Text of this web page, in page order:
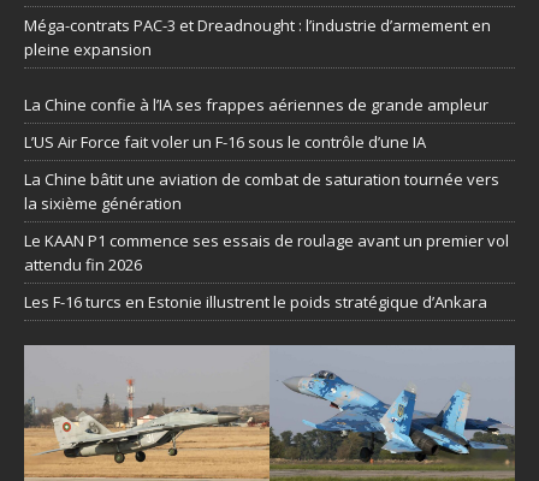
Méga-contrats PAC-3 et Dreadnought : l’industrie d’armement en
pleine expansion
La Chine confie à l’IA ses frappes aériennes de grande ampleur
L’US Air Force fait voler un F-16 sous le contrôle d’une IA
La Chine bâtit une aviation de combat de saturation tournée vers
la sixième génération
Le KAAN P1 commence ses essais de roulage avant un premier vol
attendu fin 2026
Les F-16 turcs en Estonie illustrent le poids stratégique d’Ankara